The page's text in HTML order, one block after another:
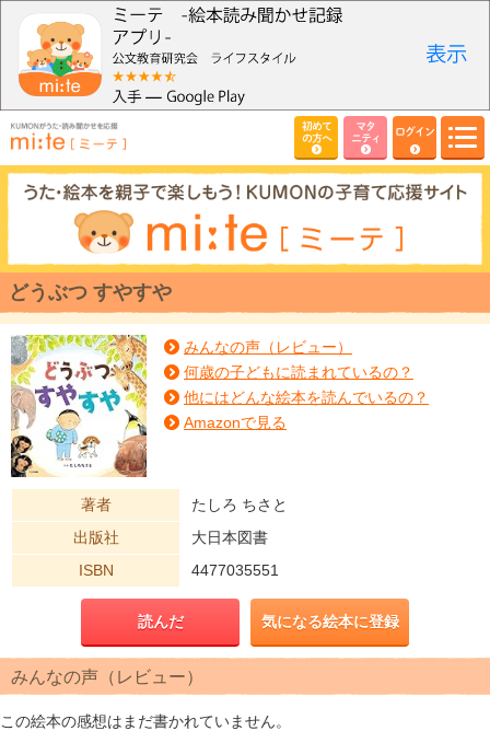
初めて
の方へ
マタ
ニティ
ログイン
どうぶつ すやすや
みんなの声（レビュー）
何歳の子どもに読まれているの？
他にはどんな絵本を読んでいるの？
Amazonで見る
著者
たしろ ちさと
出版社
大日本図書
ISBN
4477035551
読んだ 気になる絵本に登録
みんなの声（レビュー）
この絵本の感想はまだ書かれていません。